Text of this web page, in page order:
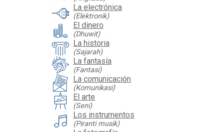
La electrónica
(Elektronik)
El dinero
(Dhuwit)
La historia
(Sajarah)
La fantasía
(Fantasi)
La comunicación
(Komunikasi)
El arte
(Seni)
Los instrumentos
(Piranti musik)